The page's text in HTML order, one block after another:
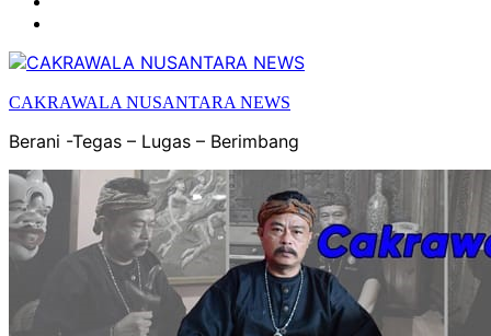
BUDAYA
CAKRAWALA NUSANTARA NEWS
Berani -Tegas – Lugas – Berimbang